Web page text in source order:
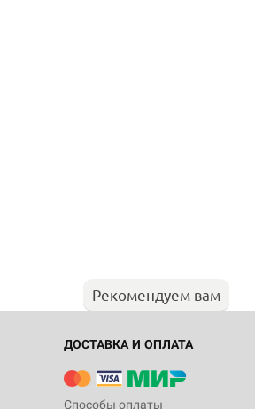
Рекомендуем вам
ДОСТАВКА И ОПЛАТА
Способы оплаты